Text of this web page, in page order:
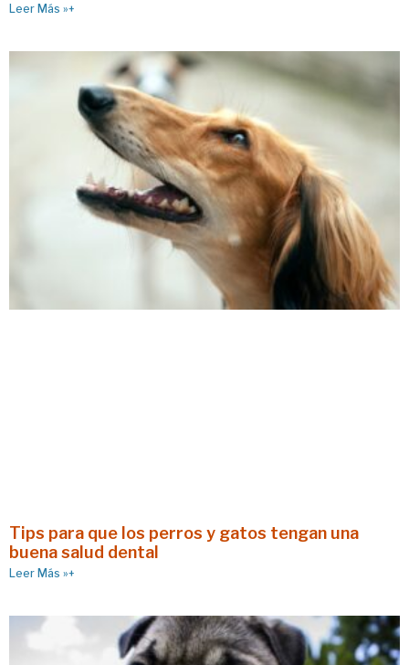
Leer Más »+
Tips para que los perros y gatos tengan una
buena salud dental
Leer Más »+